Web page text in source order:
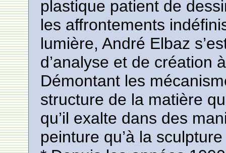
plastique patient de
les affrontements
lumière, André Elbaz
d’analyse et de création
Démontant les
structure de la matière
qu’il exalte dans des
peinture qu’à la